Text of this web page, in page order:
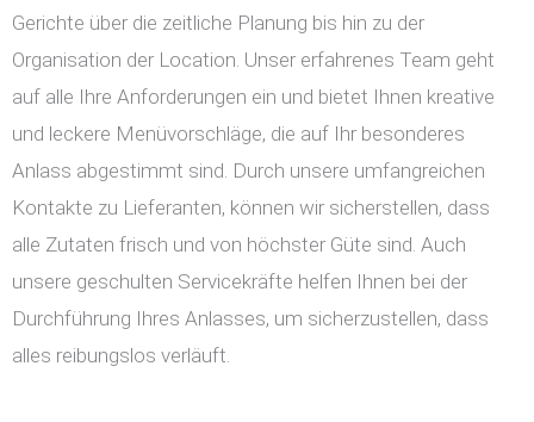
Gerichte über die zeitliche Planung bis hin zu der
Organisation der Location. Unser erfahrenes Team geht
auf alle Ihre Anforderungen ein und bietet Ihnen kreative
und leckere Menüvorschläge, die auf Ihr besonderes
Anlass abgestimmt sind. Durch unsere umfangreichen
Kontakte zu Lieferanten, können wir sicherstellen, dass
alle Zutaten frisch und von höchster Güte sind. Auch
unsere geschulten Servicekräfte helfen Ihnen bei der
Durchführung Ihres Anlasses, um sicherzustellen, dass
alles reibungslos verläuft.